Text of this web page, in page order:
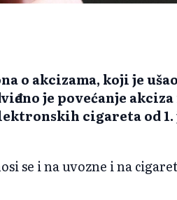
o akcizama, koji je
je povećanje
cigareta od
se i na uvozne i na